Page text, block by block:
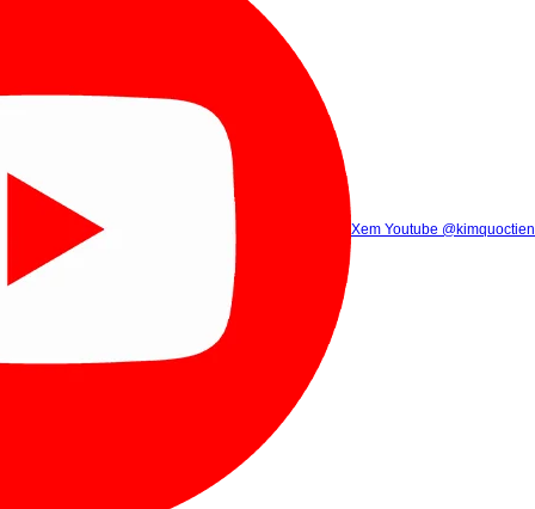
Xem Tik Tok
Gọi điện (8h00 - 21h30)
Xem Youtube @kimquoctien